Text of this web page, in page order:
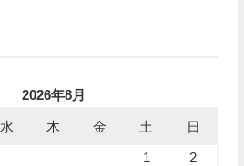
2026年8月
水 木 金 土
日
1
2